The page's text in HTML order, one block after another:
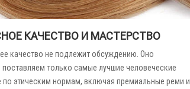
КАЧЕСТВО И МАСТЕРСТВО
качество не подлежит обсуждению. Оно
поставляем только самые лучшие человеческие
по этическим нормам, включая премиальные реми и